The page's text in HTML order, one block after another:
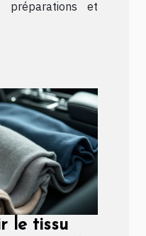
préparations et
le tissu